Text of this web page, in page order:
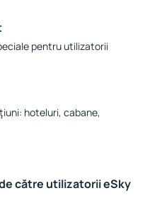
pentru utilizatorii
hoteluri, cabane,
către utilizatorii eSky